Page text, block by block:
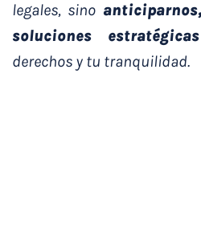
legales, sino
soluciones estratégicas
derechos y tu tranquilidad.